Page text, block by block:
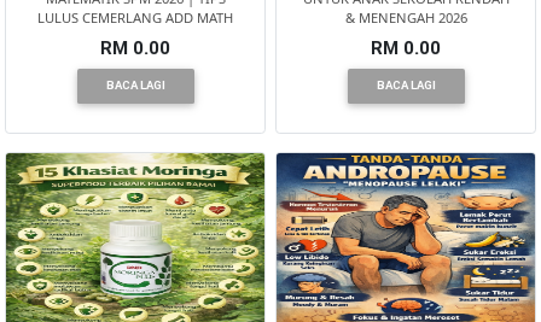
LULUS CEMERLANG ADD MATH
RM 0.00
BACA LAGI
& MENENGAH 2026
RM 0.00
BACA LAGI